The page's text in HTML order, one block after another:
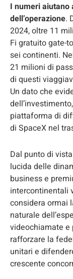
I numeri aiutano
dell’operazione.
2024, oltre 11
Fi gratuito gate-
sei continenti.
21 milioni di
di questi
Un dato che
piattaforma di
di SpaceX nel
Dal punto di
lucida delle
business e
intercontinentali
considera ormai
naturale
videochiamate e
rafforzare la
unitari e
crescente